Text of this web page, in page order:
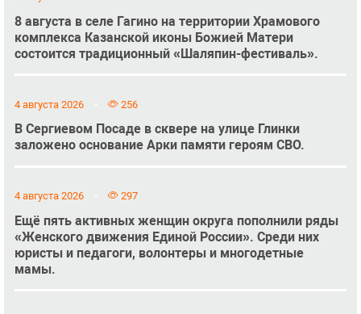
8 августа в селе Гагино на территории Храмового
комплекса Казанской иконы Божией Матери
состоится традиционный «Шаляпин-фестиваль».
4 августа 2026 256
В Сергиевом Посаде в сквере на улице Глинки
заложено основание Арки памяти героям СВО.
4 августа 2026 297
Ещё пять активных женщин округа пополнили ряды
«Женского движения Единой России». Среди них
юристы и педагоги, волонтеры и многодетные
мамы.